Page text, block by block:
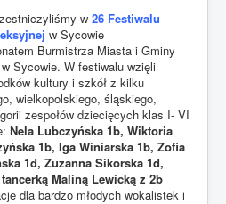
w 26 Festiwalu
w Sycowie
Burmistrza Miasta i Gminy
Sycowie. W festiwalu wzięli
kultury i szkół z kilku
wielkopolskiego, śląskiego,
zespołów dziecięcych klas I- VI
Nela Lubczyńska 1b, Wiktoria
1b, Iga Winiarska 1b, Zofia
1d, Zuzanna Sikorska 1d,
Maliną Lewicką z 2b
dla bardzo młodych wokalistek i